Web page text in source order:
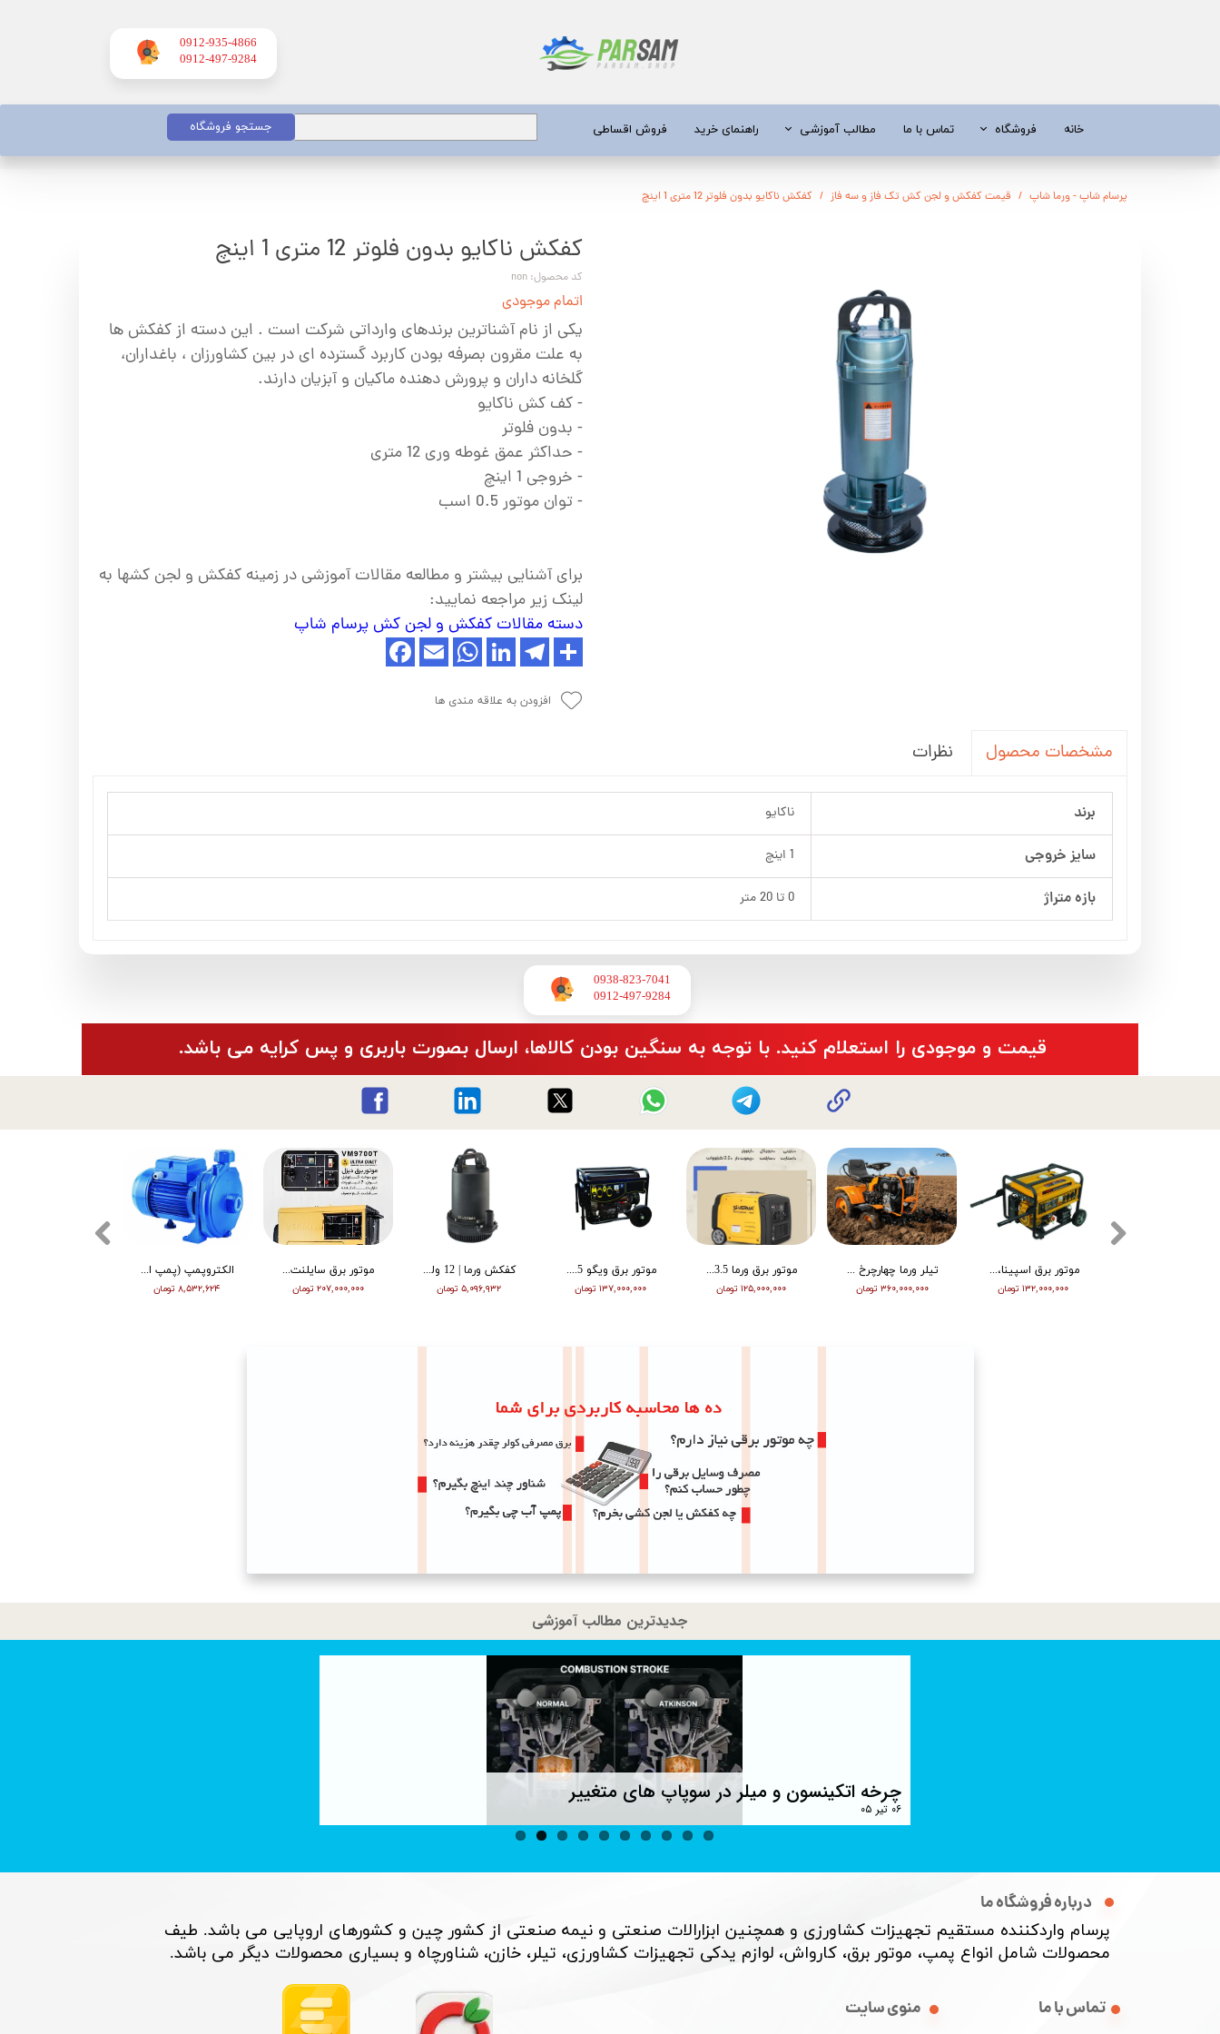
0912-935-4866
​​​​​​​0912-497-9284
خانه فروشگاه
آبسردکن و دستگاه تصفیه آب
اره زنجیری / علفتراش
تماس با ما مطالب آموزشی
تیلر
کفکش و لجن کش
پمپ آب خانگی
ابزار و قطعات
کارواش
موتور تک
موتور پمپ
سمپاش
علتفراش
راهنمای خرید فروش اقساطی جستجو فروشگاه
پرسام شاپ - ورما شاپ قیمت کفکش و لجن کش تک فاز و سه فاز کفکش ناکایو بدون فلوتر 12 متری 1 اینچ
کفکش ناکایو بدون فلوتر 12 متری 1 اینچ
کد محصول: non
اتمام موجودی
یکی از نام آشناترین برندهای وارداتی شرکت است . این دسته از کفکش ها
به علت مقرون بصرفه بودن کاربرد گسترده ای در بین کشاورزان ، باغداران،
گلخانه داران و پرورش دهنده ماکیان و آبزیان دارند.
- کف کش ناکایو
- بدون فلوتر
- حداکثر عمق غوطه وری 12 متری
- خروجی 1 اینچ
- توان موتور 0.5 اسب
برای آشنایی بیشتر و مطالعه مقالات آموزشی در زمینه کفکش و لجن کشها به
لینک زیر مراجعه نمایید:
دسته مقالات کفکش و لجن کش پرسام شاپ
افزودن به علاقه مندی ها
مشخصات محصول نظرات
برند ناکایو
سایز خروجی 1 اینچ
بازه متراژ 0 تا 20 متر
0938-823-7041
​​​​​​​0912-497-9284
​قیمت و موجودی را استعلام کنید. با توجه به سنگین بودن کالاها، ارسال بصورت باربری و پس کرایه می باشد.
الکتروپمپ (پمپ اب ) ویگو بشقابی 0/5 اسب پروانه پلاستیک CPM130
۸,۵۳۲,۶۲۴ تومان
موتور برق سایلنت ورما گازوییلی 7 کیلووات VM9700T
۲۰۷,۰۰۰,۰۰۰ تومان
کفکش ورما | 12 ولت | 20 متری | 1 اینچ | مشکی | VMDC-12V 1
۵,۰۹۶,۹۳۲ تومان
موتور برق ویگو 8.5 کیلووات بنزینی سه فاز WG11500T
۱۳۷,۰۰۰,۰۰۰ تومان
موتور برق ورما 3.5 کیلووات سایلنت اینورتر ریموت دار VM6500i
۱۲۵,۰۰۰,۰۰۰ تومان
تیلر ورما چهارچرخ (مینی تراکتور) ، دیزل ، چرخ بزرگ ، دوچراغ، استارت vm001
۳۶۰,۰۰۰,۰۰۰ تومان
موتور برق اسپینا، تکفاز 8 کیلو وات، ATS دار مدل SP18000E
۱۳۲,۰۰۰,۰۰۰ تومان
جدیدترین مطالب آموزشی
چرخه اتکینسون و میلر در سوپاپ های متغییر
۰۶ تیر ۰۵
درباره فروشگاه ما
پرسام واردکننده مستقیم تجهیزات کشاورزی و همچنین ابزارالات صنعتی و نیمه صنعتی از کشور چین و کشورهای اروپایی می باشد. طیف
محصولات شامل انواع پمپ، موتور برق، کارواش، لوازم یدکی تجهیزات کشاورزی، تیلر، خازن، شناورچاه و بسیاری محصولات دیگر می باشد. ​​​​​​​
منوی سایت تماس با ما